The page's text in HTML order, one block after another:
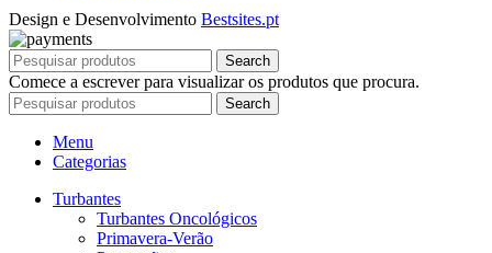
Design e Desenvolvimento Bestsites.pt
Search
Comece a escrever para visualizar os produtos que procura.
Search
Menu
Categorias
Turbantes
Turbantes Oncológicos
Primavera-Verão